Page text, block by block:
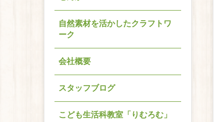
自然素材を活かしたクラフトワ
ーク
会社概要
スタッフブログ
こども生活科教室「りむろむ」